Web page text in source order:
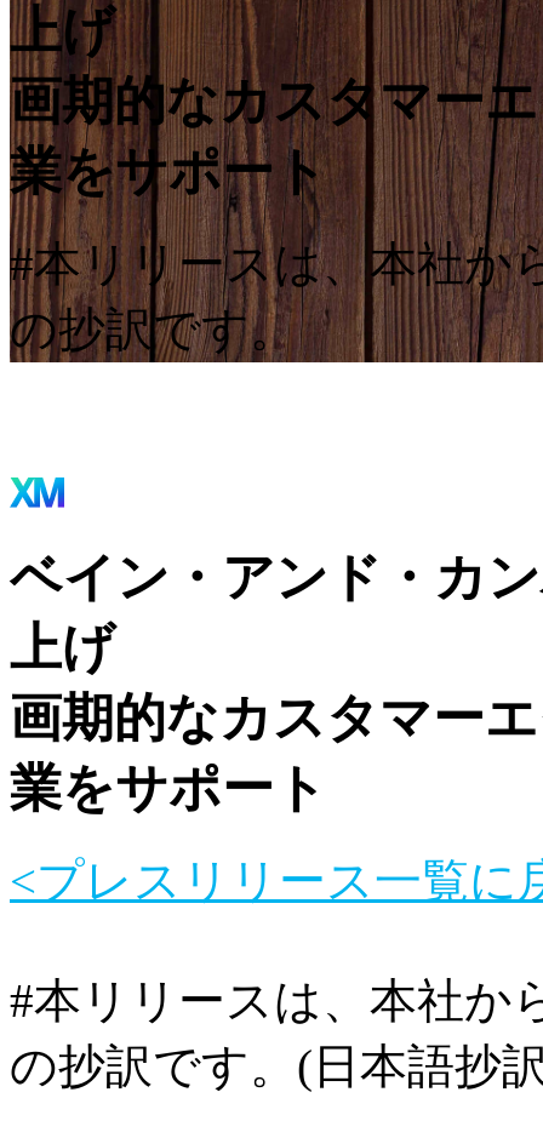
上げ
画期的なカスタマー
業をサポート
#本リリースは、本社か
の抄訳です。
ベイン・アンド・カ
上げ
画期的なカスタマー
業をサポート
<プレスリリース一覧に
#本リリースは、本社か
の抄訳です。(日本語抄